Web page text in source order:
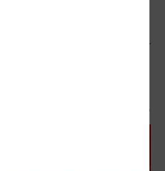
كما يتوفر لدينا
منتجات ذات صلة